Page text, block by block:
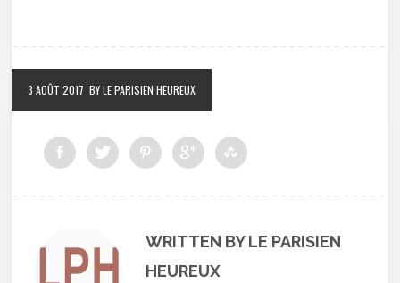
3 AOÛT 2017 BY LE PARISIEN HEUREUX
WRITTEN BY LE PARISIEN
HEUREUX